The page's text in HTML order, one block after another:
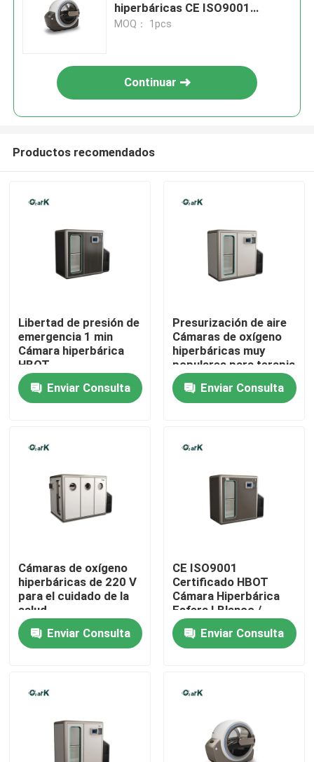
Hogar
Productos
vídeos
Sobre nosotros
Control de calidad
Pida una cita
Cámara hiperbárica de envejecimiento reversa
hiperbáricas CE ISO9001
Certificado
MOQ： 1pcs
Continuar
Productos recomendados
Libertad de presión de
emergencia 1 min
Cámara hiperbárica
HBOT
2000*1380*2000MM
Atención médica
Enviar Consulta
Presurización de aire
Cámaras de oxígeno
hiperbáricas muy
populares para terapia
mejorada
Enviar Consulta
Cámaras de oxígeno
hiperbáricas de 220 V
para el cuidado de la
salud
2500*1800*2000MM
Enviar Consulta
CE ISO9001
Certificado HBOT
Cámara Hiperbárica
Esfera I Blanco /
Madera / Oro / Azul /
VerdeEnviar Consulta